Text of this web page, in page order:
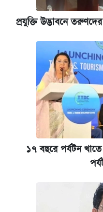
আজকের বাজারে
আবেদন শুরু
প্রযুক্তি উদ্ভাবনে তরুণদের
১৭ বছরে পর্যটন